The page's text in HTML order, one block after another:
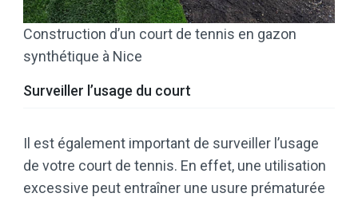
Construction d’un court de tennis en gazon
synthétique à Nice
Surveiller l’usage du court
Il est également important de surveiller l’usage
de votre court de tennis. En effet, une utilisation
excessive peut entraîner une usure prématurée